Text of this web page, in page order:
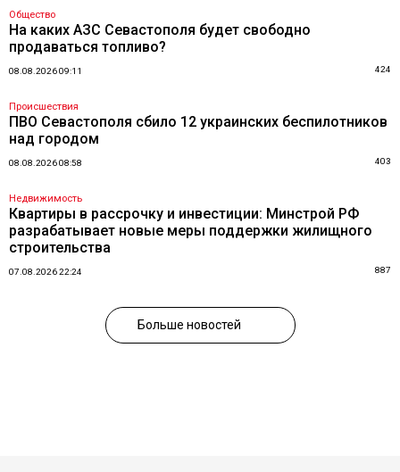
Общество
На каких АЗС Севастополя будет свободно
продаваться топливо?
08.08.2026 09:11 424
Происшествия
ПВО Севастополя сбило 12 украинских беспилотников
над городом
08.08.2026 08:58 403
Недвижимость
Квартиры в рассрочку и инвестиции: Минстрой РФ
разрабатывает новые меры поддержки жилищного
строительства
07.08.2026 22:24 887
Больше новостей